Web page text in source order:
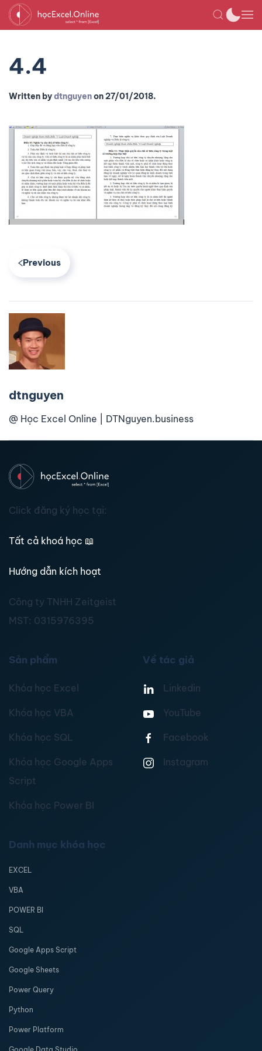
4.4
Written bydtnguyenon27/01/2018.
Previous
dtnguyen
@ Học Excel Online | DTNguyen.business
Click đăng ký học tại:
Tất cả khoá học 📖
Hướng dẫn kích hoạt
Công ty TNHH Zeitgeist
MST: 0315976395
Sản phẩm
Khóa học Excel
Khóa học VBA
Khóa học SQL
Khóa học Google Apps
Script
Khóa học Power BI
Về tác giả
Linkedin
YouTube
Facebook
Instagram
Danh mục khóa học
EXCEL
VBA
POWER BI
SQL
Google Apps Script
Google Sheets
Power Query
Python
Power Platform